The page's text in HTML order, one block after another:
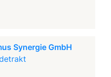
Synergie GmbH